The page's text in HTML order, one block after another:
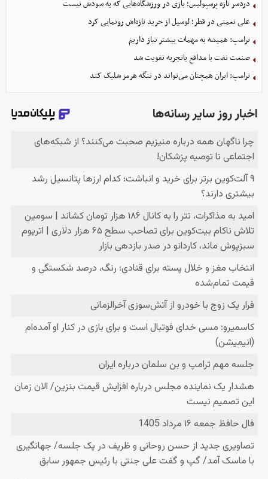
دردسر تازه پرسپولیس؛ بازی در ورزشگاه‌هایی که به سودش نیست
علی نعمتی در قطر؛ لوسیل از خرید تازه‌اش رونمایی کرد
ترامپ: همیشه به مهمات بیشتر نیاز داریم
صنعت نفت با مدافع باتجربه تقویت شد
ترامپ: ایران همچنان می‌تواند در تنگه هرمز شلیک کند